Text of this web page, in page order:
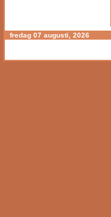
fredag 07 augusti, 2026